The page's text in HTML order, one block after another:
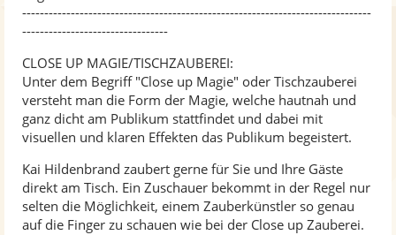
-------------------------------------------------------------------------------
---------------------------------
CLOSE UP MAGIE/TISCHZAUBEREI:
Unter dem Begriff "Close up Magie" oder Tischzauberei
versteht man die Form der Magie, welche hautnah und
ganz dicht am Publikum stattfindet und dabei mit
visuellen und klaren Effekten das Publikum begeistert.
Kai Hildenbrand zaubert gerne für Sie und Ihre Gäste
direkt am Tisch. Ein Zuschauer bekommt in der Regel nur
selten die Möglichkeit, einem Zauberkünstler so genau
auf die Finger zu schauen wie bei der Close up Zauberei.